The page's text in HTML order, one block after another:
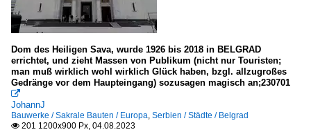
Dom des Heiligen Sava, wurde 1926 bis 2018 in BELGRAD
errichtet, und zieht Massen von Publikum (nicht nur Touristen;
man muß wirklich wohl wirklich Glück haben, bzgl. allzugroßes
Gedränge vor dem Haupteingang) sozusagen magisch an;230701

JohannJ
Bauwerke / Sakrale Bauten / Europa, Serbien / Städte / Belgrad
 201 1200x900 Px, 04.08.2023